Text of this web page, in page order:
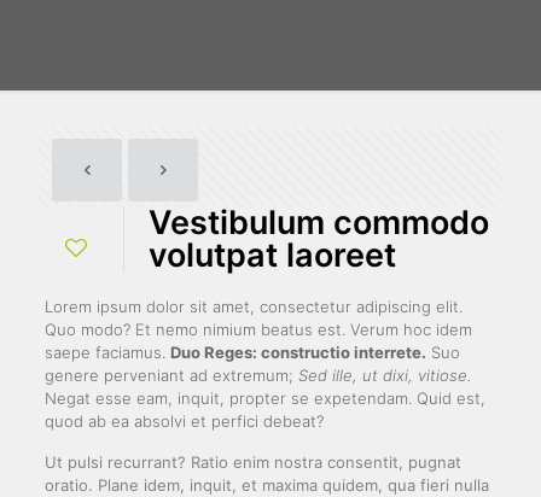
Vestibulum commodo
volutpat laoreet
Lorem ipsum dolor sit amet, consectetur adipiscing elit.
Quo modo? Et nemo nimium beatus est. Verum hoc idem
saepe faciamus. Duo Reges: constructio interrete. Suo
genere perveniant ad extremum; Sed ille, ut dixi, vitiose.
Negat esse eam, inquit, propter se expetendam. Quid est,
quod ab ea absolvi et perfici debeat?
Ut pulsi recurrant? Ratio enim nostra consentit, pugnat
oratio. Plane idem, inquit, et maxima quidem, qua fieri nulla